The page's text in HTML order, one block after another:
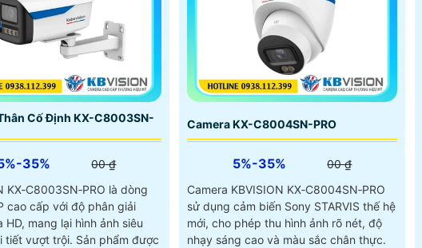
Cố Định KX-C8003SN-
35%
00 ₫
KX‑C8003SN‑PRO là dòng
cao cấp với độ phân giải
HD, mang lại hình ảnh siêu
trội. Sản phẩm được
Camera KX-C8004SN-PRO
5%-35%
00 ₫
Camera KBVISION KX‑C8004SN‑PRO
sử dụng cảm biến Sony STARVIS thế hệ
mới, cho phép thu hình ảnh rõ nét, độ
nhạy sáng cao và màu sắc chân thực.